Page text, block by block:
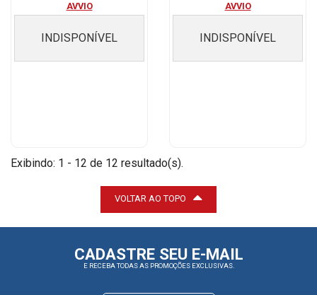
AVVIO
INDISPONÍVEL
AVVIO
INDISPONÍVEL
Exibindo: 1 - 12 de 12 resultado(s).
VOLTAR AO TOPO
CADASTRE SEU E-MAIL
E RECEBA TODAS AS PROMOÇÕES EXCLUSIVAS.